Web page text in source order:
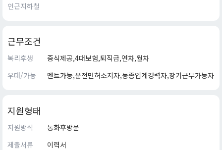
인근지하철
근무조건
복리후생
중식제공,4대보험,퇴직금,연차,월차
우대/가능
멘트가능,운전면허소지자,동종업계경력자,장기근무가능자
지원형태
지원방식
통화후방문
제출서류
이력서